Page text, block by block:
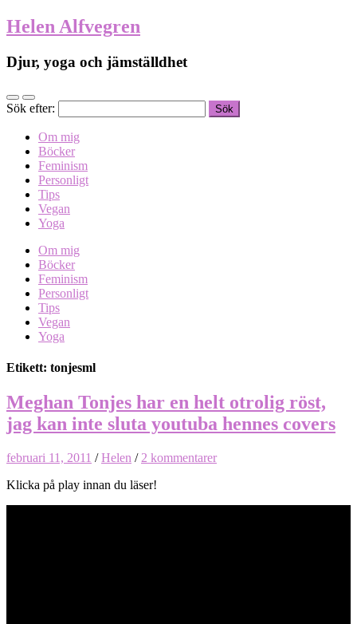
Helen Alfvegren
Djur, yoga och jämställdhet
Sök efter:
Om mig
Böcker
Feminism
Personligt
Tips
Vegan
Yoga
Om mig
Böcker
Feminism
Personligt
Tips
Vegan
Yoga
Etikett: tonjesml
Meghan Tonjes har en helt otrolig röst,
jag kan inte sluta youtuba hennes covers
februari 11, 2011 /Helen / 2 kommentarer
Klicka på play innan du läser!